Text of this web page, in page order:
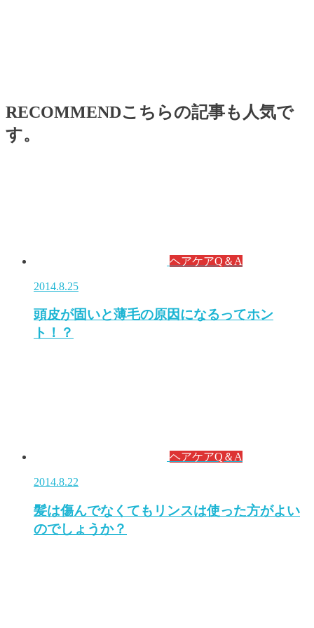
RECOMMENDこちらの記事も人気で
す。
ヘアケアQ＆A
2014.8.25
頭皮が固いと薄毛の原因になるってホン
ト！？
ヘアケアQ＆A
2014.8.22
髪は傷んでなくてもリンスは使った方がよい
のでしょうか？